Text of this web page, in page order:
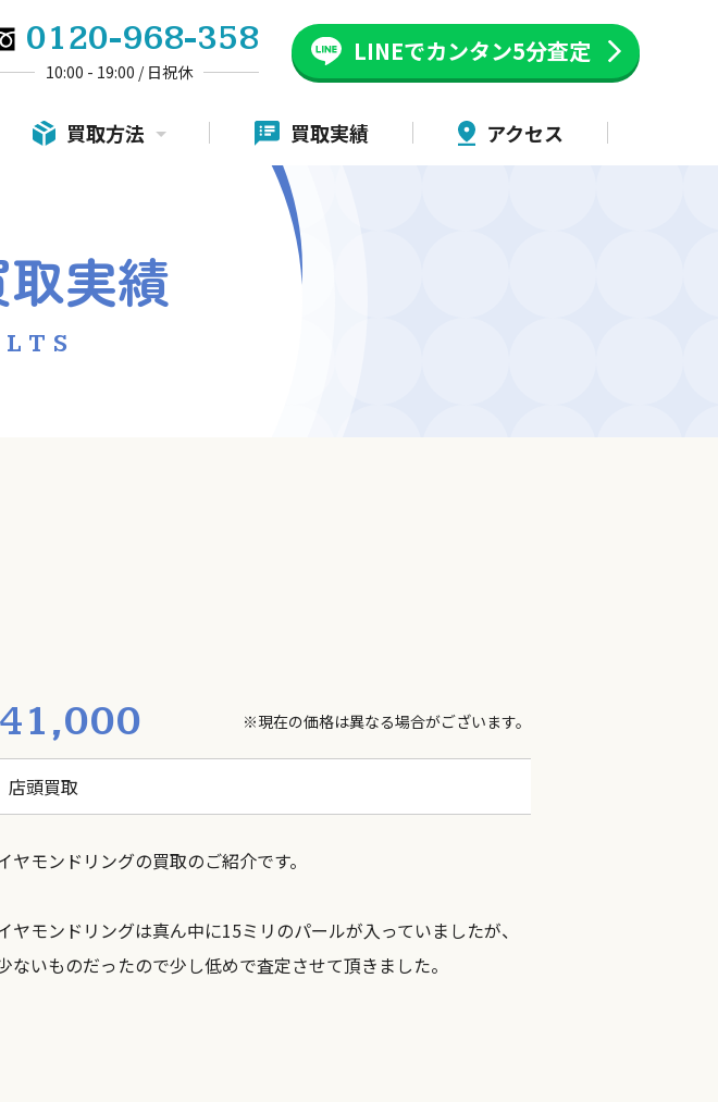
0120-968-358
10:00 - 19:00 / 日祝休
LINEでカンタン5分査定
買取方法 買取実績 アクセス
取実績
※現在の価格は異なる場合がございます。
店頭買取
ヤモンドリングの買取のご紹介です。
ヤモンドリングは真ん中に15ミリのパールが入っていましたが、
ないものだったので少し低めで査定させて頂きました。